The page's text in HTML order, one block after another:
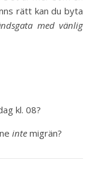
rätt kan du byta
med vänlig
kl. 08?
inte migrän?